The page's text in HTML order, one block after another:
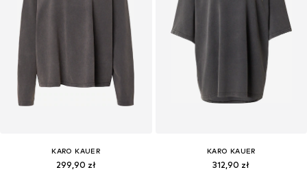
KARO KAUER
299,90 zł
KARO KAUER
312,90 zł